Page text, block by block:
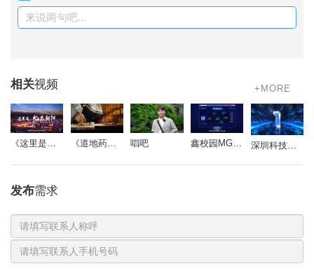
来说两句吧...
相关视频 +MORE
《这里是北京朝阳》 《道地药心》同仁堂药材参茸宣传片 唱吧 鑫校园MG动画 深圳科技影视周-开场视频
发布需求
系
话